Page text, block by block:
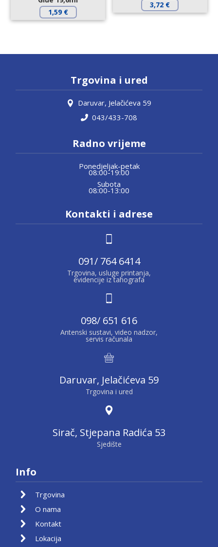
1,59 €
3,72 €
Trgovina i ured
Daruvar, Jelačićeva 59
043/433-708
Radno vrijeme
Ponedjeljak-petak
08:00-19:00
Subota
08:00-13:00
Kontakti i adrese
091/ 764 6414
Trgovina, usluge printanja,
evidencije iz tahografa
098/ 651 616
Antenski sustavi, video nadzor,
servis računala
Daruvar, Jelačićeva 59
Trgovina i ured
Sirač, Stjepana Radića 53
Sjedište
Info
Trgovina
O nama
Kontakt
Lokacija